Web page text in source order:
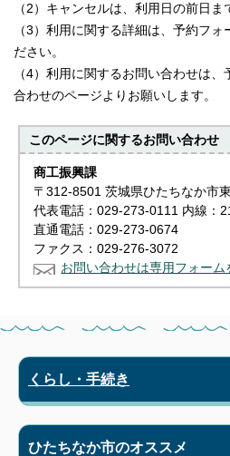
（2）キャンセルは、利用日の前日ま
（3）利用に関する詳細は、予約フォ
ださい。
（4）利用に関するお問い合わせは
合わせのページよりお願いします。
このページに関するお問い合わせ
商工振興課
〒312-8501 茨城県ひたちなか市
代表電話：029-273-0111 内線：
直通電話：029-273-0674
ファクス：029-276-3072
お問い合わせは専用フォーム
くらし・手続き
ひたちなか市のオススメ